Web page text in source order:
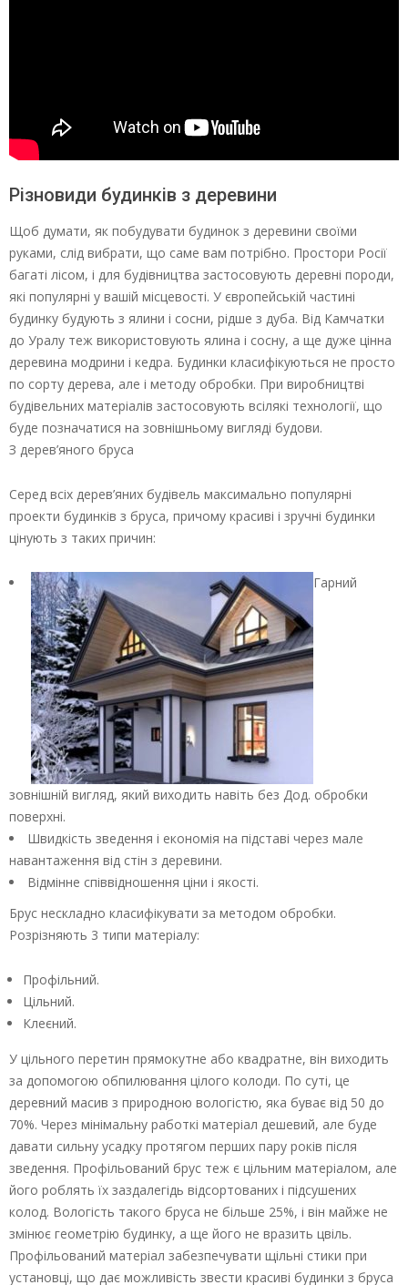
Різновиди будинків з деревини
Щоб думати, як побудувати будинок з деревини своїми
руками, слід вибрати, що саме вам потрібно. Простори Росії
багаті лісом, і для будівництва застосовують деревні породи,
які популярні у вашій місцевості. У європейській частині
будинку будують з ялини і сосни, рідше з дуба. Від Камчатки
до Уралу теж використовують ялина і сосну, а ще дуже цінна
деревина модрини і кедра. Будинки класифікуються не просто
по сорту дерева, але і методу обробки. При виробництві
будівельних матеріалів застосовують всілякі технології, що
буде позначатися на зовнішньому вигляді будови.
З дерев’яного бруса
Серед всіх дерев’яних будівель максимально популярні
проекти будинків з бруса, причому красиві і зручні будинки
цінують з таких причин:
Гарний
зовнішній вигляд, який виходить навіть без Дод. обробки
поверхні.
Швидкість зведення і економія на підставі через мале
навантаження від стін з деревини.
Відмінне співвідношення ціни і якості.
Брус нескладно класифікувати за методом обробки.
Розрізняють 3 типи матеріалу:
Профільний.
Цільний.
Клеєний.
У цільного перетин прямокутне або квадратне, він виходить
за допомогою обпилювання цілого колоди. По суті, це
деревний масив з природною вологістю, яка буває від 50 до
70%. Через мінімальну работкі матеріал дешевий, але буде
давати сильну усадку протягом перших пару років після
зведення. Профільований брус теж є цільним матеріалом, але
його роблять їх заздалегідь відсортованих і підсушених
колод. Вологість такого бруса не більше 25%, і він майже не
змінює геометрію будинку, а ще його не вразить цвіль.
Профільований матеріал забезпечувати щільні стики при
установці, що дає можливість звести красиві будинки з бруса